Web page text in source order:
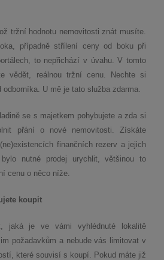
tržní hodnotu nemovitosti znát musíte.
případně střílení ceny od boku při
to nepřichází v úvahu. V tomto
vědět, reálnou tržní cenu. Nechte si
odborníka. U mě je tato služba zdarma.
se s majetkem pohybujete a zda si
přání o nové nemovitosti. Získáte
finančních rezerv a jejich
nutné prodej urychlit, většinou to
cenu o něco níže.
koupit
jaká je ve vámi vyhlédnuté lokalitě
požadavkům a nebude vás limitovat v
které souvisí s koupí. Pokud máte již